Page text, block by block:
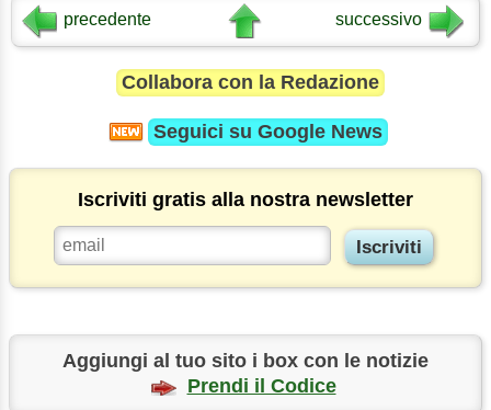
precedente successivo
Collabora con la Redazione
Seguici su Google News
Iscriviti gratis alla nostra newsletter
Aggiungi al tuo sito i box con le notizie
Prendi il Codice